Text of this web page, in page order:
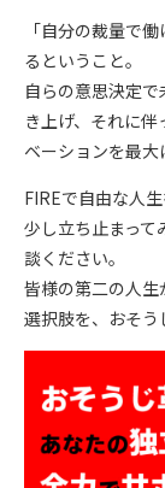
「自分の裁量で
る ということ。
自らの意思決定
き上げ、それに
ベーションを最大
FIREで自由な人
少し立ち止まって
談ください。
皆様の第二の人
選択肢を、 おそ